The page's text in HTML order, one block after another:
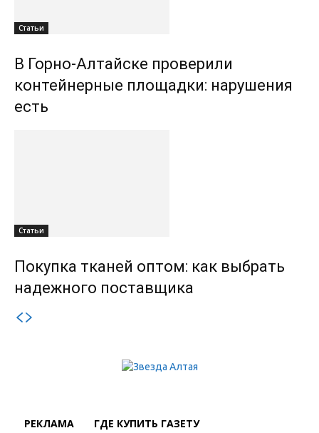
Статьи
В Горно-Алтайске проверили
контейнерные площадки: нарушения
есть
Статьи
Покупка тканей оптом: как выбрать
надежного поставщика
РЕКЛАМА ГДЕ КУПИТЬ ГАЗЕТУ